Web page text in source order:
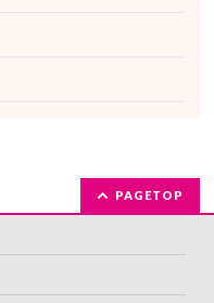
PAGETOP